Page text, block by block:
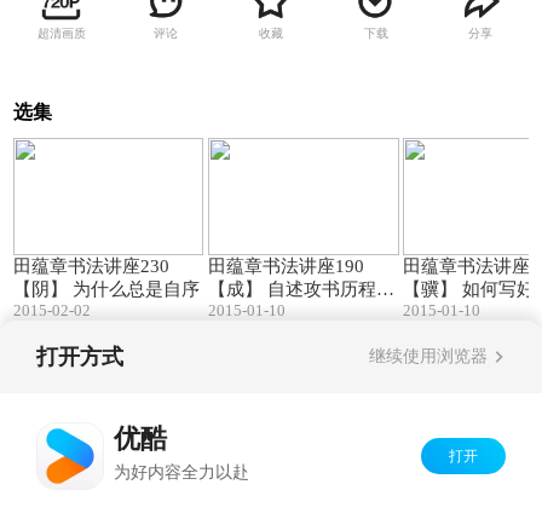
超清画质 评论 收藏 下载 分享
选集
田蕴章书法讲座230
【阴】 为什么总是自序
2015-02-02
田蕴章书法讲座190
【成】 自述攻书历程
(一)
2015-01-10
田蕴章书法讲座
【骥】 如何写好
字
2015-01-10
打开方式 继续使用浏览器
优酷
为好内容全力以赴
打开